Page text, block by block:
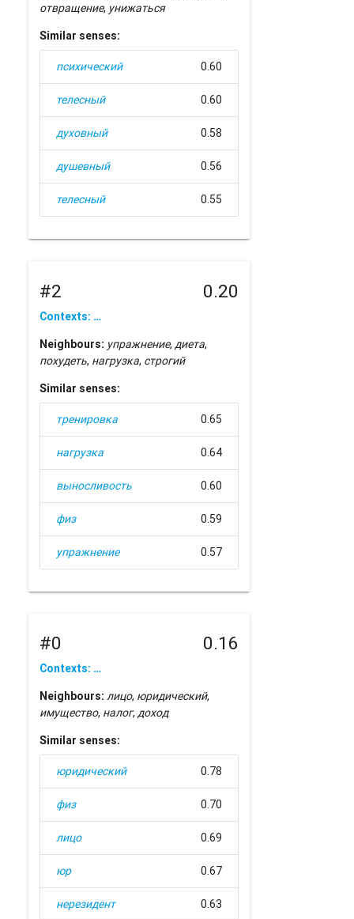
отвращение, унижаться
Similar senses:
психический 0.60
телесный 0.60
духовный 0.58
душевный 0.56
телесный 0.55
#2 0.20
Contexts: …
Neighbours: упражнение,диета,
похудеть, нагрузка, строгий
Similar senses:
тренировка 0.65
нагрузка 0.64
выносливость 0.60
физ 0.59
упражнение 0.57
#0 0.16
Contexts: …
Neighbours: лицо, юридический,
имущество, налог,доход
Similar senses:
юридический 0.78
физ 0.70
лицо 0.69
юр 0.67
нерезидент 0.63